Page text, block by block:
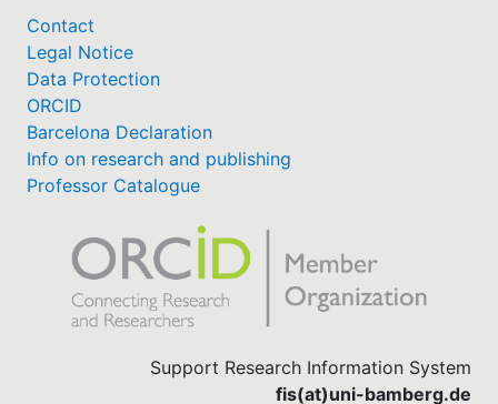
Contact
Legal Notice
Data Protection
ORCID
Barcelona Declaration
Info on research and publishing
Professor Catalogue
Support Research Information System
fis(at)uni-bamberg.de